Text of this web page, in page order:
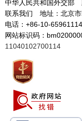
中华人民共和国外交部
联系我们 地址：北京
电话：+86-10-65961114
网站标识码：
11040102700114